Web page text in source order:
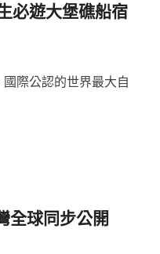
必遊大堡礁船宿
際公認的世界最大自
全球同步公開